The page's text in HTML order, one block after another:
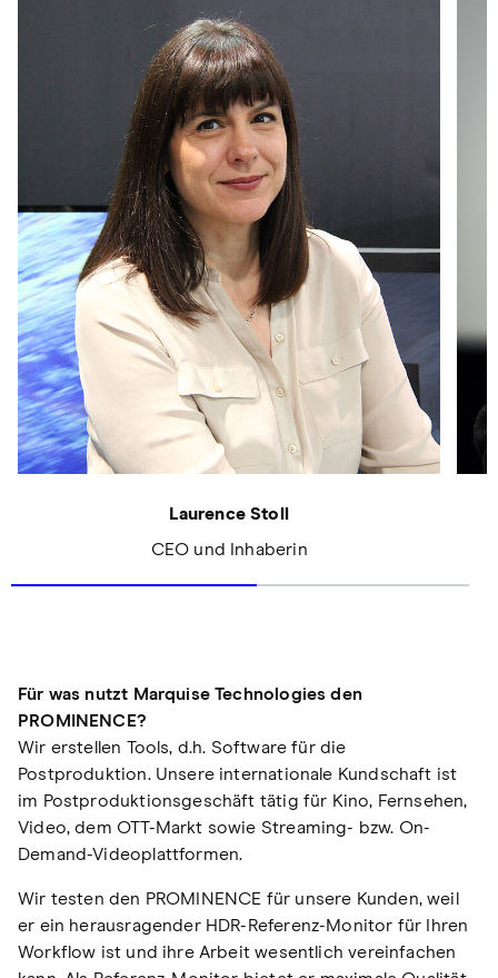
Laurence Stoll
CEO und Inhaberin
Für was nutzt Marquise Technologies den
PROMINENCE?
Wir erstellen Tools, d.h. Software für die
Postproduktion. Unsere internationale Kundschaft ist
im Postproduktionsgeschäft tätig für Kino, Fernsehen,
Video, dem OTT-Markt sowie Streaming- bzw. On-
Demand-Videoplattformen.
Wir testen den PROMINENCE für unsere Kunden, weil
er ein herausragender HDR-Referenz-Monitor für Ihren
Workflow ist und ihre Arbeit wesentlich vereinfachen